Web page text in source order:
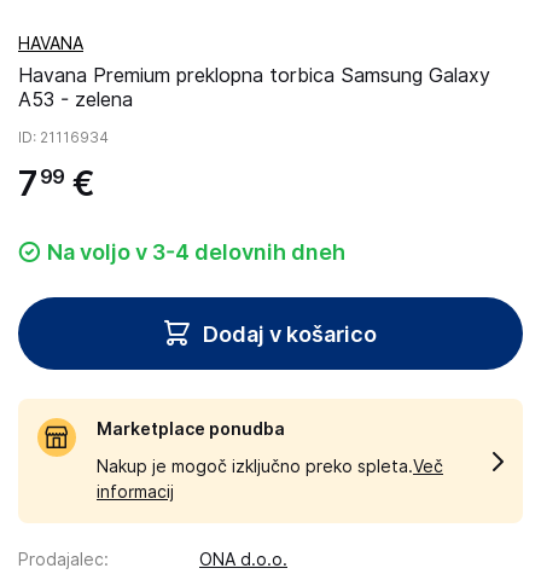
HAVANA
Havana Premium preklopna torbica Samsung Galaxy
A53 - zelena
ID: 21116934
7 99 €
Na voljo v 3-4 delovnih dneh
Dodaj v košarico
Marketplace ponudba
Nakup je mogoč izključno preko spleta.Več
informacij
Prodajalec:
ONA d.o.o.